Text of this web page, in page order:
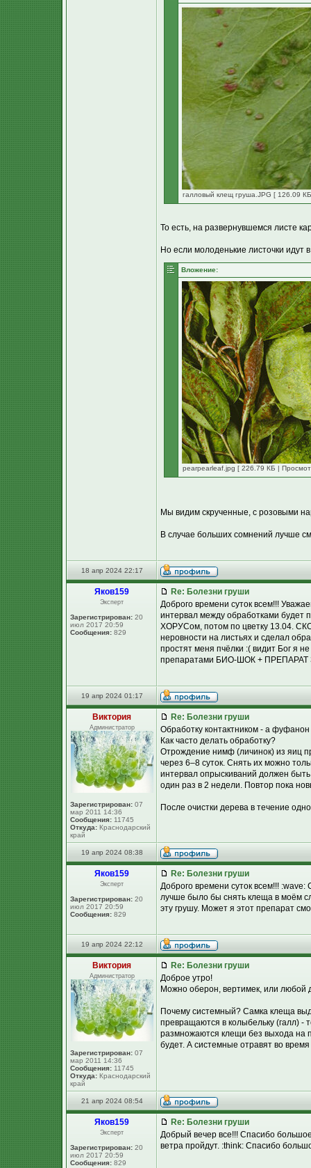
галловый клещ груша.JPG [ 126.09
То есть, на развернувшемся листе
Но если молоденькие листочки идут
Вложение:
pearpearleaf.jpg [ 226.79 КБ |
Мы видим скрученные, с розовыми
В случае больших сомнений лучше
18 апр 2024 22:17
Яков159
Эксперт
Зарегистрирован: 20
июл 2017 20:59
Сообщения: 829
Re: Болезни груши
Доброго времени суток всем!!!
интервал между обработками будет
ХОРУСом, потом по цветку 13.04.
неровности на листьях и сделал
простят меня пчёлки :( видит Бог я
препаратами БИО-ШОК + ПРЕПАРАТ
19 апр 2024 01:17
Виктория
Администратор
Зарегистрирован: 07
мар 2011 14:36
Сообщения: 11745
Откуда: Краснодарский
край
Re: Болезни груши
Обработку контактником - а
Как часто делать обработку?
Отрождение нимф (личинок) из яиц
через 6–8 суток. Снять их можно
интервал опрыскиваний должен
один раз в 2 недели. Повтор пока
После очистки дерева в течение
19 апр 2024 08:38
Яков159
Эксперт
Зарегистрирован: 20
июл 2017 20:59
Сообщения: 829
Re: Болезни груши
Доброго времени суток всем!!!
лучше было бы снять клеща в моём
эту грушу. Может я этот препарат
19 апр 2024 22:12
Виктория
Администратор
Зарегистрирован: 07
мар 2011 14:36
Сообщения: 11745
Откуда: Краснодарский
край
Re: Болезни груши
Доброе утро!
Можно оберон, вертимек, или любой
Почему системный? Самка клеща
превращаются в колыбельку (галл) -
размножаются клещи без выхода на
будет. А системные отравят во
21 апр 2024 08:54
Яков159
Эксперт
Зарегистрирован: 20
июл 2017 20:59
Сообщения: 829
Re: Болезни груши
Добрый вечер все!!! Спасибо
ветра пройдут. :think: Спасибо